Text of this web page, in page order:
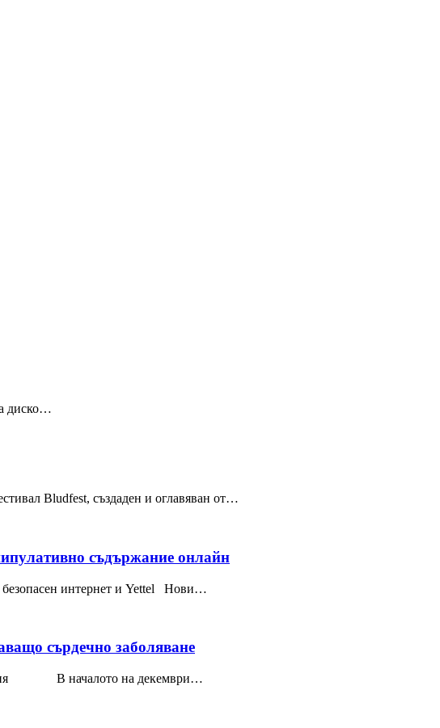
диско…
Bludfest, създаден и оглавяван от…
съдържание онлайн
безопасен интернет и Yettel Нови…
сърдечно заболяване
В началото на декември…